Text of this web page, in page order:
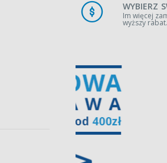
WYBIERZ
Im więcej
wyższy rabat.